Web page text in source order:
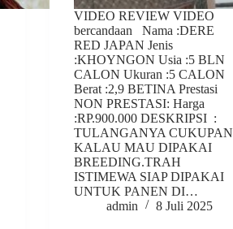
VIDEO REVIEW VIDEO
bercandaan Nama :DERE
RED JAPAN Jenis
:KHOYNGON Usia :5 BLN
CALON Ukuran :5 CALON
Berat :2,9 BETINA Prestasi
NON PRESTASI: Harga
:RP.900.000 DESKRIPSI :
TULANGANYA CUKUPAN
KALAU MAU DIPAKAI
BREEDING.TRAH
ISTIMEWA SIAP DIPAKAI
UNTUK PANEN DI…
admin
8 Juli 2025